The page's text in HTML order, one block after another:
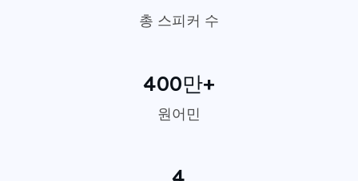
총 스피커 수
400만+
원어민